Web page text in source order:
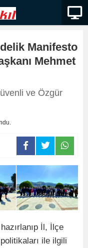
Manifesto
Mehmet
ve Özgür
İl, İlçe
ile ilgili